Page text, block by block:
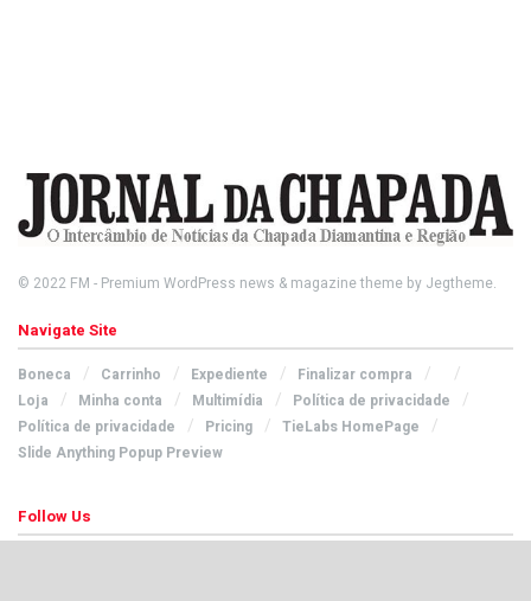
© 2022 FM - Premium WordPress news & magazine theme by Jegtheme.
Navigate Site
Boneca Carrinho Expediente
Finalizar compra
Loja
Minha conta Multimídia
Política de privacidade
Política de privacidade
Pricing
TieLabs HomePage
Slide Anything Popup Preview
Follow Us